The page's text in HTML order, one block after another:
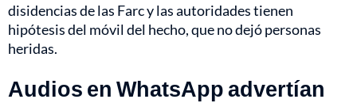
disidencias de las Farc y las autoridades tienen
hipótesis del móvil del hecho, que no dejó personas
heridas.
Audios en WhatsApp advertían